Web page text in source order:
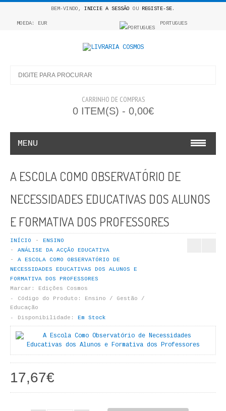
BEM-VINDO, INICIE A SESSÃO OU REGISTE-SE.
MOEDA: EUR PORTUGUES
CARRINHO DE COMPRAS
0 ITEM(S) - 0,00€
MENU
LIVROS DE PINTAR
INFANTO - JUVENIL
ANTROPOLOGIA E SOCIOLOGIA
COLEÇÃO RAÍZES
ARQUITECTURA
ARTE
DIREITO
A ESCOLA COMO OBSERVATÓRIO DE
NECESSIDADES EDUCATIVAS DOS ALUNOS
E FORMATIVA DOS PROFESSORES
INÍCIO
ENSINO
ANÁLISE DA ACÇÃO EDUCATIVA
A ESCOLA COMO OBSERVATÓRIO DE
NECESSIDADES EDUCATIVAS DOS ALUNOS E
FORMATIVA DOS PROFESSORES
Marcar:
Edições Cosmos
Código do Produto:
Ensino / Gestão /
Educação
Disponibilidade:
Em Stock
17,67€